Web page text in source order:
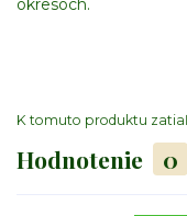
Hodnotenie 0
K tomuto produktu